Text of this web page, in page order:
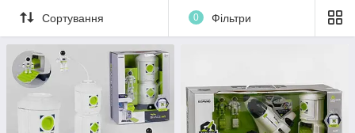
Сортування 0 Фільтри